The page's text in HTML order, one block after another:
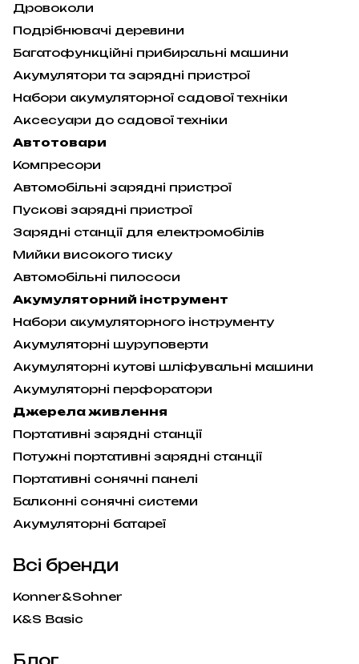
Дровоколи
Подрібнювачі деревини
Багатофункційні прибиральні машини
Акумулятори та зарядні пристрої
Набори акумуляторної садової техніки
Аксесуари до садової техніки
Автотовари
Компресори
Автомобільні зарядні пристрої
Пускові зарядні пристрої
Зарядні станції для електромобілів
Мийки високого тиску
Автомобільні пилососи
Акумуляторний інструмент
Набори акумуляторного інструменту
Акумуляторні шуруповерти
Акумуляторні кутові шліфувальні машини
Акумуляторні перфоратори
Джерела живлення
Портативні зарядні станції
Потужні портативні зарядні станції
Портативні сонячні панелі
Балконні сонячні системи
Акумуляторні батареї
Всі бренди
Konner&Sohner
K&S Basic